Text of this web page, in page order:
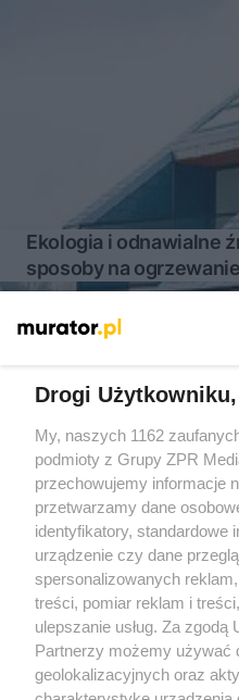
Ekologia i odnawialne
sposoby na
Żaden utwór zamieszczony w
rozpowszechniany lub dalej
(w tym także elektroniczny lub
eksploatacji w jakiejkolwiek
Internecie bez pisemnej zgody
lub wykorzystanie utworów w
prawa, tzn. bez właściwej zgody,
może być ścigane prawnie.
Drogi Użytkowniku,
My, naszych 1162
podmioty z Grupy ZPR
przechowujemy informacje
przetwarzamy dane
identyfikatory, standardowe
urządzenie czy dane
spersonalizowanych
treści, pomiar reklam i
ulepszanie usług. Za
Partnerzy możemy używać
geolokalizacyjnych oraz